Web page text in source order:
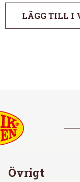
LÄGG TILL I
Övrigt